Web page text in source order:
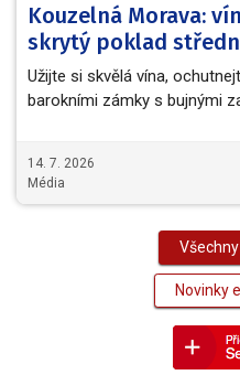
Kouzelná Morava:
skrytý poklad
Užijte si skvělá vína,
barokními zámky s bujnými
14. 7. 2026
Média
Novinky